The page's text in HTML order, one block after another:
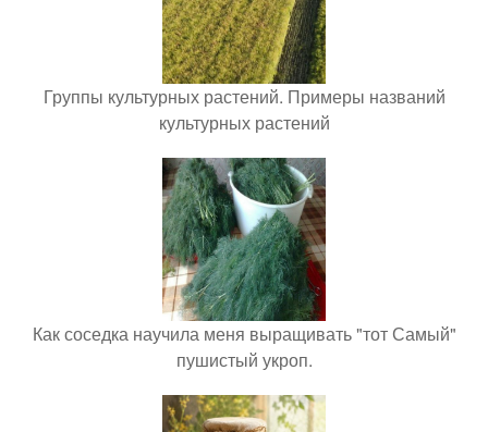
Группы культурных растений. Примеры названий
культурных растений
Как соседка научила меня выращивать "тот Самый"
пушистый укроп.